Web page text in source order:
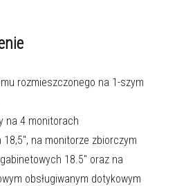
rozmieszczonego na 1-szym
na 4 monitorach
na monitorze zbiorczym
18.5" oraz na
obsługiwanym dotykowym